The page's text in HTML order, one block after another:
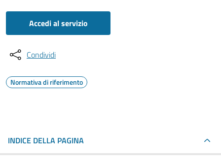
Accedi al servizio
Condividi
Normativa di riferimento
INDICE DELLA PAGINA